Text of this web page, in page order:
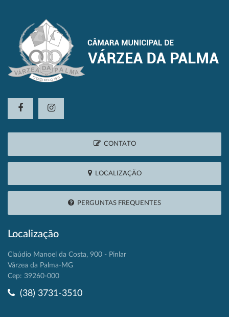
CONTATO
LOCALIZAÇÃO
PERGUNTAS FREQUENTES
Localização
Claúdio Manoel da Costa, 900 - Pinlar
Várzea da Palma-MG
Cep: 39260-000
(38) 3731-3510